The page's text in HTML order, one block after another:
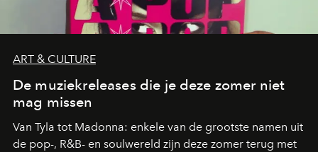
ART & CULTURE
De muziekreleases die je deze zomer niet
mag missen
Van Tyla tot Madonna: enkele van de grootste namen uit
de pop-, R&B- en soulwereld zijn deze zomer terug met